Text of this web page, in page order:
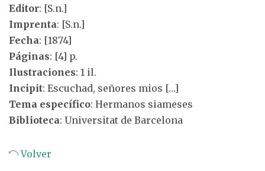
Editor: [S.n.]
Imprenta: [S.n.]
Fecha: [1874]
Páginas: [4] p.
Ilustraciones: 1 il.
Incipit: Escuchad, señores mios […]
Tema específico: Hermanos siameses
Biblioteca: Universitat de Barcelona
Volver